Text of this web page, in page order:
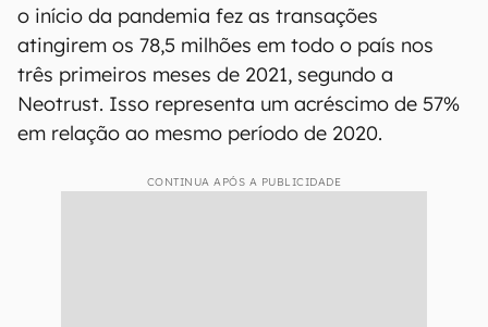
o início da pandemia fez as transações
atingirem os 78,5 milhões em todo o país nos
três primeiros meses de 2021, segundo a
Neotrust. Isso representa um acréscimo de 57%
em relação ao mesmo período de 2020.
CONTINUA APÓS A PUBLICIDADE